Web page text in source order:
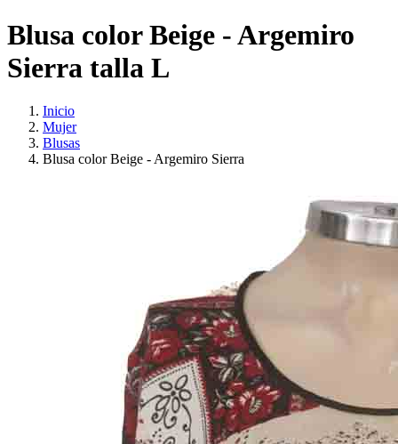
Blusa color Beige - Argemiro
Sierra talla L
Inicio
Mujer
Blusas
Blusa color Beige - Argemiro Sierra